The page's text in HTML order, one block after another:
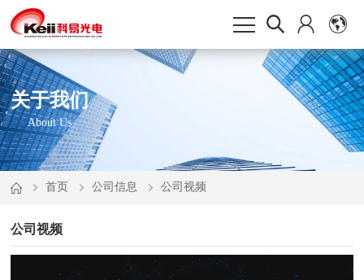
关于我们
About Us
首页 公司信息 公司视频
公司视频